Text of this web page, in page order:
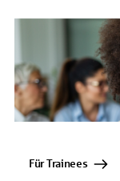
Für Trainees